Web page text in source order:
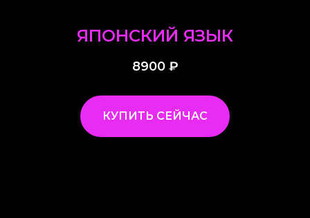
ЯПОНСКИЙ ЯЗЫК
8900 ₽
КУПИТЬ СЕЙЧАС